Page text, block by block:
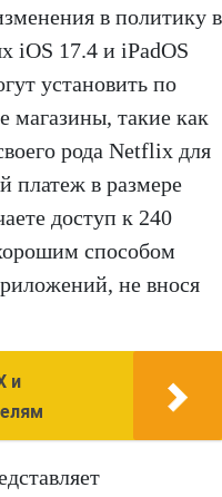
в политику в
iOS 17.4 и iPadOS
установить по
магазины, такие как
рода Netflix для
платеж в размере
доступ к 240
способом
не внося
и